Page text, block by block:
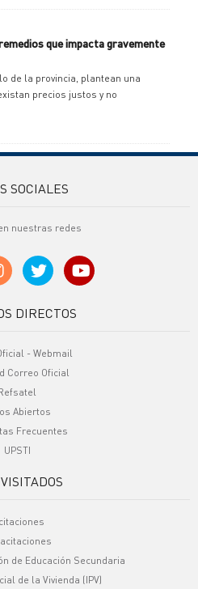
que impacta gravemente
de la provincia, plantean una
precios justos y no
SOCIALES
nuestras redes
DIRECTOS
- Webmail
Correo Oficial
Abiertos
Frecuentes
UPSTI
de Educación Secundaria
de la Vivienda (IPV)